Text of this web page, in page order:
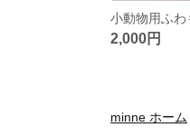
2,000円
minne ホーム